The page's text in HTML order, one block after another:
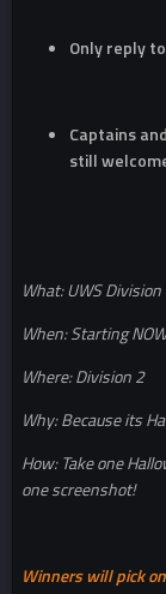
Only reply
Captains
still
What: UWS
When: Starting
Where: Division 2
Why: Because its
How: Take one
one screenshot!
Winners will pick